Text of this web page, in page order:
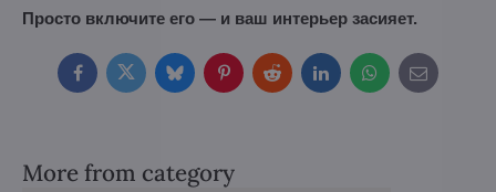
Просто включите его — и ваш интерьер засияет.
FacebookTwitterBlueskyPinterestRedditLinkedInWhatsApp
E-
mail
More from category